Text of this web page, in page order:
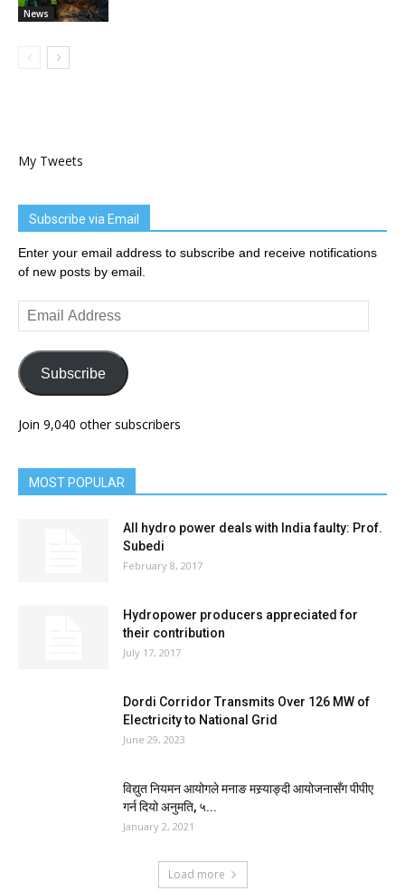
News
My Tweets
Subscribe via Email
Enter your email address to subscribe and receive notifications
of new posts by email.
Email
Address
Subscribe
Join 9,040 other subscribers
MOST POPULAR
All hydro power deals with India faulty: Prof.
Subedi
February 8, 2017
Hydropower producers appreciated for
their contribution
July 17, 2017
Dordi Corridor Transmits Over 126 MW of
Electricity to National Grid
June 29, 2023
विद्युत नियमन आयोगले मनाङ मस्र्याङ्दी आयोजनासँग पीपीए
गर्न दियो अनुमति, ५...
January 2, 2021
Load more